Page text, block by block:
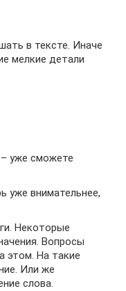
в тексте. Иначе
мелкие детали
уже сможете
уже внимательнее,
Некоторые
Вопросы
этом. На такие
Или же
слова.